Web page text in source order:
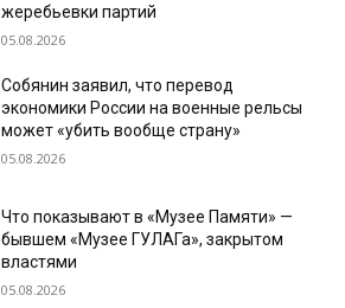
жеребьевки партий
05.08.2026
Собянин заявил, что перевод
экономики России на военные рельсы
может «убить вообще страну»
05.08.2026
Что показывают в «Музее Памяти» —
бывшем «Музее ГУЛАГа», закрытом
властями
05.08.2026